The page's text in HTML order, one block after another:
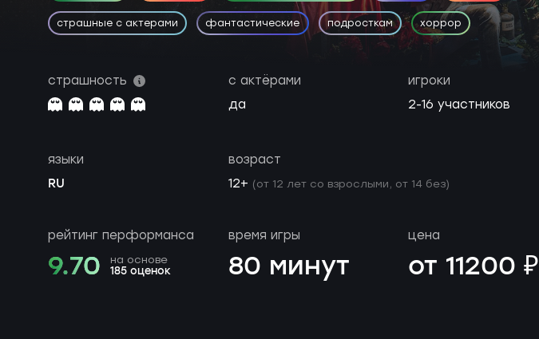
страшные с актерами фантастические подросткам хоррор
страшность
с актёрами
да
игроки
2-16 участников
языки
RU
возраст
12+ (от 12 лет со взрослыми, от 14 без)
рейтинг перформанса
9.70 на основе
185 оценок
время игры
80 минут
цена
от 11200 ₽